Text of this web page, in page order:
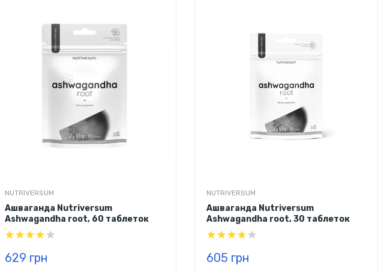
NUTRIVERSUM
Ашваганда Nutriversum
Ashwagandha root, 60 таблеток
629 грн
NUTRIVERSUM
Ашваганда Nutriversum
Ashwagandha root, 30 таблеток
605 грн